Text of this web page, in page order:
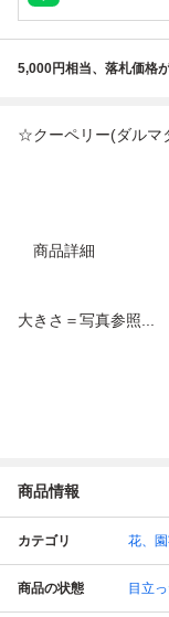
5,000円相当、落札価格
☆クーペリー(ダルマ
商品詳細
大きさ＝写真参照...
商品情報
カテゴリ 花、
商品の状態 目立